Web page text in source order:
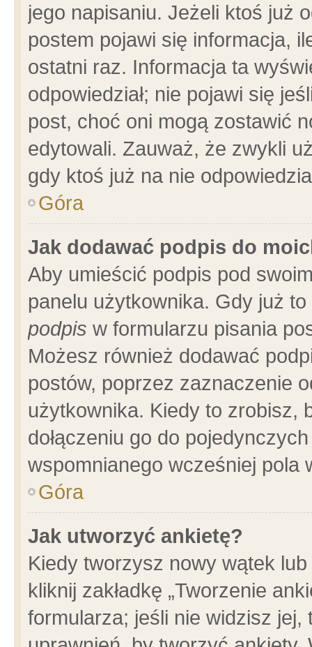
jego napisaniu. Jeżeli ktoś już
postem pojawi się informacja,
ostatni raz. Informacja ta
odpowiedział; nie pojawi się
post, choć oni mogą zostawić
edytowali. Zauważ, że zwykli
gdy ktoś już na nie
Góra
Jak dodawać podpis do
Aby umieścić podpis pod
panelu użytkownika. Gdy już
podpis w formularzu pisania
Możesz również dodawać
postów, poprzez zaznaczenie
użytkownika. Kiedy to zrobisz,
dołączeniu go do
wspomnianego wcześniej pola
Góra
Jak utworzyć ankietę?
Kiedy tworzysz nowy wątek
kliknij zakładkę „Tworzenie
formularza; jeśli nie widzisz